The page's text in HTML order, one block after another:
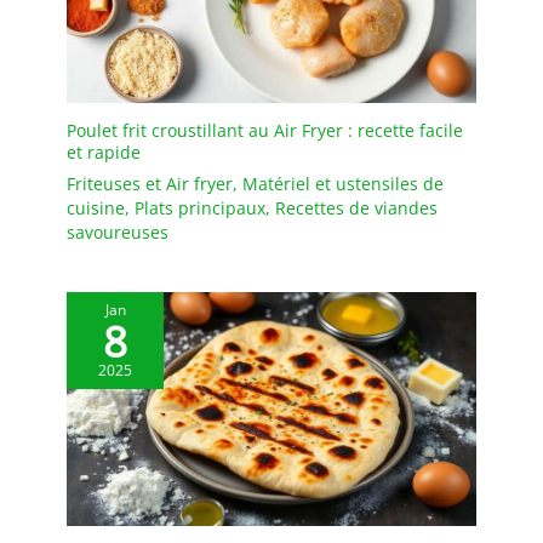
avec l’aimable
participation du Musée
du Camembert de
Vimoutiers : Une
collaboration
patrimoniale qui garantit
et rend hommage à
l’histoire du camembert
de qualité – finesse,
résistance et usage
quotidien - Matériau
élégant et robuste, conçu
pour un usage régulier,
sans altération du décor
dans le temps.
Entretien facile & idée
cadeau originale :
Compatibles lave-
Poulet frit croustillant au Air Fryer : recette facile
et rapide
Friteuses et Air fryer, Matériel et ustensiles de
cuisine, Plats principaux, Recettes de viandes
savoureuses
Jan
8
2025